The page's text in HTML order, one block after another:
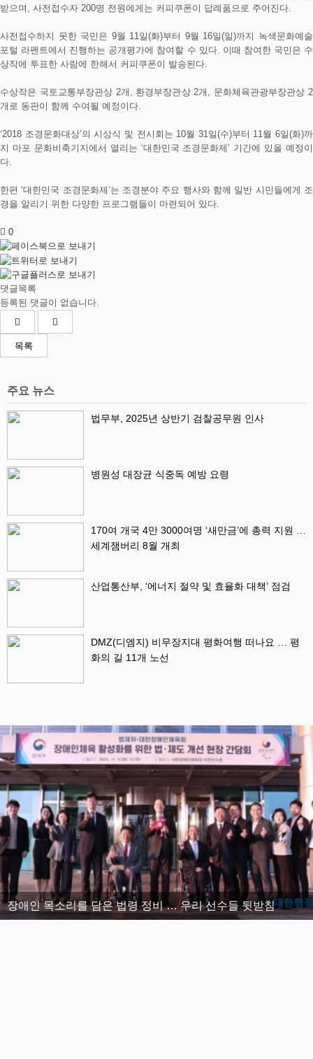
받으며, 사전접수자 200명 전원에게는 커피쿠폰이 답례품으로 주어진다.
사전접수하지 못한 국민은 9월 11일(화)부터 9월 16일(일)까지 녹색문화예술
포털 라펜트에서 진행하는 공개평가에 참여할 수 있다. 이때 참여한 국민은 수
상작에 투표한 사람에 한해서 커피쿠폰이 발송된다.
수상작은 국토교통부장관상 2개, 환경부장관상 2개, 문화체육관광부장관상 2
개로 동판이 함께 수여될 예정이다.
‘2018 조경문화대상’의 시상식 및 전시회는 10월 31일(수)부터 11월 6일(화)까
지 마포 문화비축기지에서 열리는 ‘대한민국 조경문화제’ 기간에 있을 예정이
다.
한편 ‘대한민국 조경문화제’는 조경분야 주요 행사와 함께 일반 시민들에게 조
경을 알리기 위한 다양한 프로그램들이 마련되어 있다.
0
댓글목록
등록된 댓글이 없습니다.
목록
주요 뉴스
법무부, 2025년 상반기 검찰공무원 인사
병원성 대장균 식중독 예방 요령
170여 개국 4만 3000여명 ‘새만금’에 총력 지원 …
세계잼버리 8월 개최
산업통산부, ‘에너지 절약 및 효율화 대책’ 점검
DMZ(디엠지) 비무장지대 평화여행 떠나요 … 평
화의 길 11개 노선
장애인 목소리를 담은 법령 정비 … 우리 선수들 뒷받침